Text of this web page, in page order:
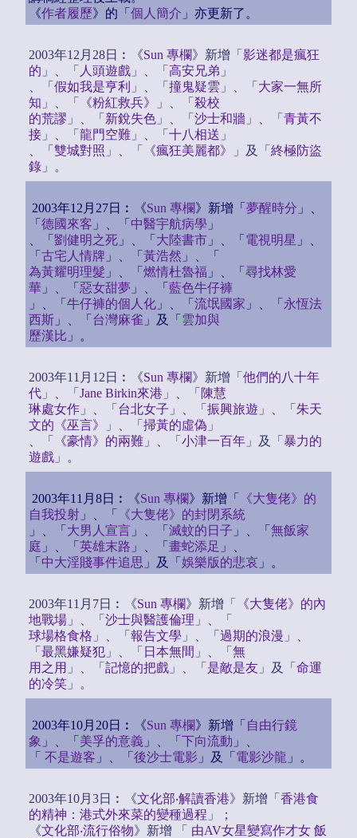
《作者履歷》的「 個人簡介 」亦更新了。
2003年12月28日︰《Sun 專欄》新增「 影迷都是瘋狂
的 」、「 人頭遊戲 」、「 高安兄弟 」
、「 假如我是亨利 」、「 撞鬼疑雲 」、「 大家一無所
知 」、「 《粉紅救兵》 」、「 殺校
的荒謬 」、「 新銳失色 」、「 沙士和牆 」、「 青黃不
接 」、「 龍門空難 」、「 十八相送 」
、「 雙城對照 」、「 《瘋狂美麗都》 」及「 終極防盜
錄 」。
2003年12月27日︰《Sun 專欄》新增「 夢醒時分 」、
「 德國來客 」、「 中醫宇航病學 」
、「 劉健明之死 」、「 大陸書市 」、「 電視明星 」、
「 古宅人情牌 」、「 黃浩然 」、「
為黃耀明理髮 」、「 燃情杜魯福 」、「 尋找林愛
華 」、「 惡女甜夢 」、「 藍色牛仔褲
」、「 牛仔褲的個人化 」、「 流氓國家 」、「 永恆法
西斯 」、「 台灣麻雀 」及「 雲加與
歷漢比 」。
2003年11月12日︰《Sun 專欄》新增「 他們的八十年
代 」、「 Jane Birkin來港 」、「 陳慧
琳處女作 」、「 台北女子 」、「 振興旅遊 」、「 朱天
文的《巫言》
」、「 掃黃的虛偽 」
、「
《豪情》的兩難 」、「 小津一百年 」及「 暴力的
遊戲 」。
2003年11月8日︰《Sun 專欄》新增「
《大隻佬》的
自我投射 」、「
《大隻佬》的封閉系統
」、「 大男人宣言 」、「 滅蚊的日子 」、「 無飯家
庭 」、「 英雄末路 」、「 畫蛇添足 」、
「 中大淫賤事件追思 」及「 娛樂版的悲哀 」。
2003年11月7日︰《Sun 專欄》新增「
《大隻佬》的內
地戰場 」、「 沙士與醫護倫理 」、「
球場格食格 」、「 報告文學 」、「 過期的浪漫 」、
「 最黑嫌疑犯 」、「 日本無間 」、「 無
用之用 」、「 記憶的把戲 」、「 是敵是友 」及「 命運
的冷笑 」。
2003年10月20日︰《Sun 專欄》新增「 自由行鏡
象 」、「 美孚的意義 」、「 下向流動 」、
「 不是遊客 」、「 後沙士電影 」及「 電影沙龍 」。
2003年10月3日︰《文化部‧解讀香港》新增「 香港食
的精神：港式外來菜的變種過程 」；
《文化部‧流行俗物》新增 「
由AV女星變寫作才女 飯